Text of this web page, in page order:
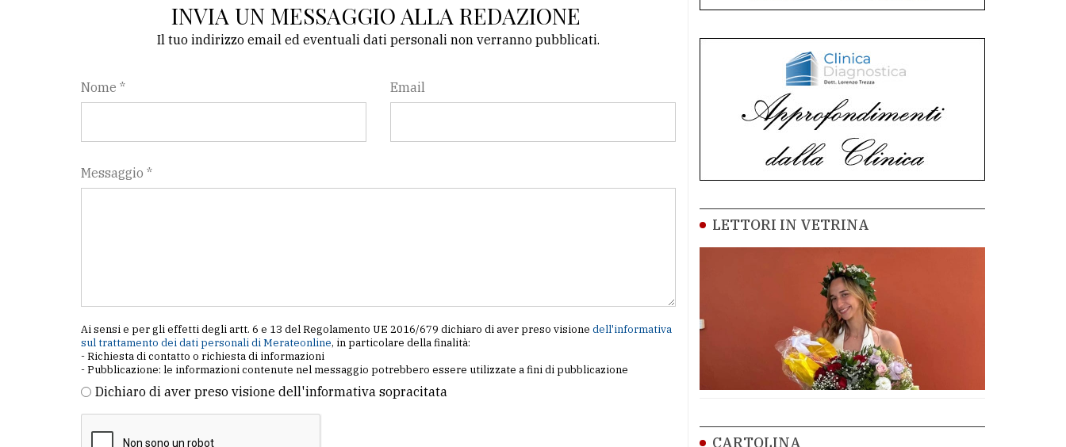
INVIA UN MESSAGGIO ALLA REDAZIONE
Il tuo indirizzo email ed eventuali dati personali non verranno pubblicati.
Nome * Email
Messaggio *
Ai sensi e per gli effetti degli artt. 6 e 13 del Regolamento UE 2016/679 dichiaro di aver preso visione dell'informativa
sul trattamento dei dati personali di Merateonline, in particolare della finalità:
- Richiesta di contatto o richiesta di informazioni
- Pubblicazione: le informazioni contenute nel messaggio potrebbero essere utilizzate a fini di pubblicazione
Dichiaro di aver preso visione dell'informativa sopracitata
LETTORI IN VETRINA
CARTOLINA